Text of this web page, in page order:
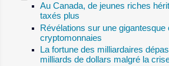
Au Canada, de jeunes riches
taxés plus
Révélations sur une gigantesque
cryptomonnaies
La fortune des milliardaires
milliards de dollars malgré la